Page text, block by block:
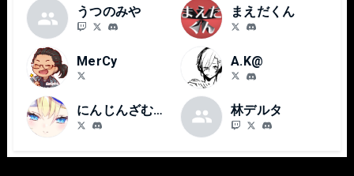
うつのみや まえだくん
MerCy A.K@
にんじんざむらい 林デルタ